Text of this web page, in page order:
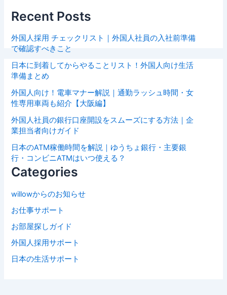
Recent Posts
外国人採用 チェックリスト｜外国人社員の入社前準備
で確認すべきこと
日本に到着してからやることリスト！外国人向け生活
準備まとめ
外国人向け！電車マナー解説｜通勤ラッシュ時間・女
性専用車両も紹介【大阪編】
外国人社員の銀行口座開設をスムーズにする方法｜企
業担当者向けガイド
日本のATM稼働時間を解説｜ゆうちょ銀行・主要銀
行・コンビニATMはいつ使える？
Categories
willowからのお知らせ
お仕事サポート
お部屋探しガイド
外国人採用サポート
日本の生活サポート